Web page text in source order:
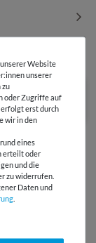
Website
unserer
zu
oder Zugriffe auf
erst durch
wir in den
eines
erteilt oder
und die
zu widerrufen.
Daten und